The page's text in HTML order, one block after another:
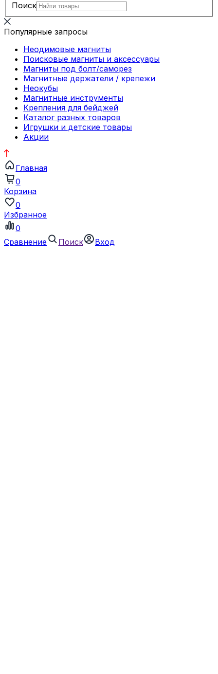
Поиск
Популярные запросы
Неодимовые магниты
Поисковые магниты и аксессуары
Магниты под болт/саморез
Магнитные держатели / крепежи
Неокубы
Магнитные инструменты
Крепления для бейджей
Каталог разных товаров
Игрушки и детские товары
Акции
Главная
0
Корзина
0
Избранное
0
Сравнение
Поиск Вход